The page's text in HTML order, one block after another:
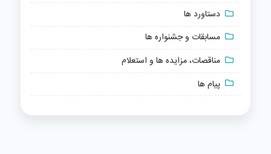
دستاورد ها
مسابقات و جشنواره ها
مناقصات، مزایده ها و استعلام
پیام ها